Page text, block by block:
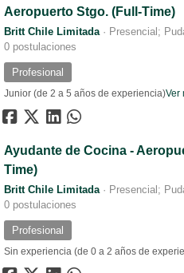
Aeropuerto Stgo. (Full-Time)
Britt Chile Limitada · Presencial;
0 postulaciones
Profesional
Junior (de 2 a 5 años de experiencia)Ver
Ayudante de Cocina -
Time)
Britt Chile Limitada · Presencial;
0 postulaciones
Profesional
Sin experiencia (de 0 a 2 años de